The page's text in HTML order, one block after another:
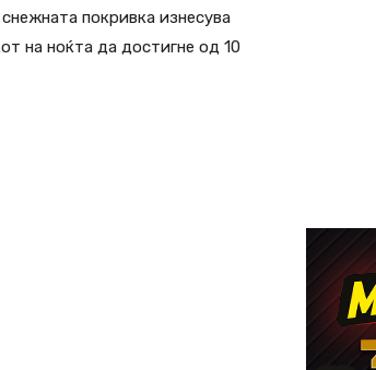
покривка изнесува
на ноќта да достигне од 10